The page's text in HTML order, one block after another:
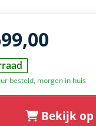
besteld, morgen in huis
Bekijk op